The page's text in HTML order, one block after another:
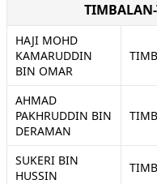
HAJI MOHD
KAMARUDDIN
BIN OMAR
AHMAD
PAKHRUDDIN BIN
DERAMAN
SUKERI BIN
HUSSIN